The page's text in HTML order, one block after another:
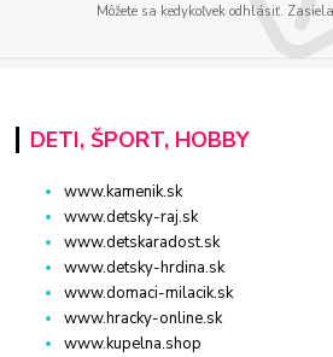
Môžete sa kedykoľvek odhlásiť.
DETI, ŠPORT, HOBBY
www.kamenik.sk
www.detsky-raj.sk
www.detskaradost.sk
www.detsky-hrdina.sk
www.domaci-milacik.sk
www.hracky-online.sk
www.kupelna.shop